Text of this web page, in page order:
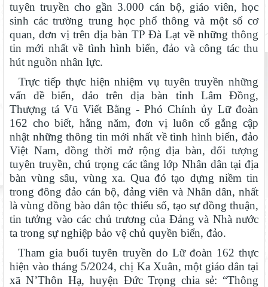
tuyên truyền cho gần 3.000 cán bộ, giáo viên, học
sinh các trường trung học phổ thông và một số cơ
quan, đơn vị trên địa bàn TP Đà Lạt về những thông
tin mới nhất về tình hình biển, đảo và công tác thu
hút nguồn nhân lực.
Trực tiếp thực hiện nhiệm vụ tuyên truyền những
vấn đề biển, đảo trên địa bàn tỉnh Lâm Đồng,
Thượng tá Vũ Viết Bằng - Phó Chính ủy Lữ đoàn
162 cho biết, hằng năm, đơn vị luôn cố gắng cập
nhật những thông tin mới nhất về tình hình biển, đảo
Việt Nam, đồng thời mở rộng địa bàn, đối tượng
tuyên truyền, chú trọng các tầng lớp Nhân dân tại địa
bàn vùng sâu, vùng xa. Qua đó tạo dựng niềm tin
trong đông đảo cán bộ, đảng viên và Nhân dân, nhất
là vùng đồng bào dân tộc thiểu số, tạo sự đồng thuận,
tin tưởng vào các chủ trương của Đảng và Nhà nước
ta trong sự nghiệp bảo vệ chủ quyền biển, đảo.
Tham gia buổi tuyên truyền do Lữ đoàn 162 thực
hiện vào tháng 5/2024, chị Ka Xuân, một giáo dân tại
xã N’Thôn Hạ, huyện Đức Trọng chia sẻ: “Thông